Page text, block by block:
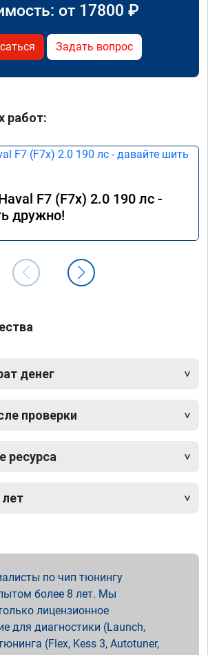
от 17800 ₽
Задать вопрос
работ:
F7 (F7x) 2.0 190 лс -
дружно!
денег
проверки
ресурса
лет
по чип тюнингу
более 8 лет. Мы
лицензионное
для диагностики (Launch,
(Flex, Kess 3, Autotuner,